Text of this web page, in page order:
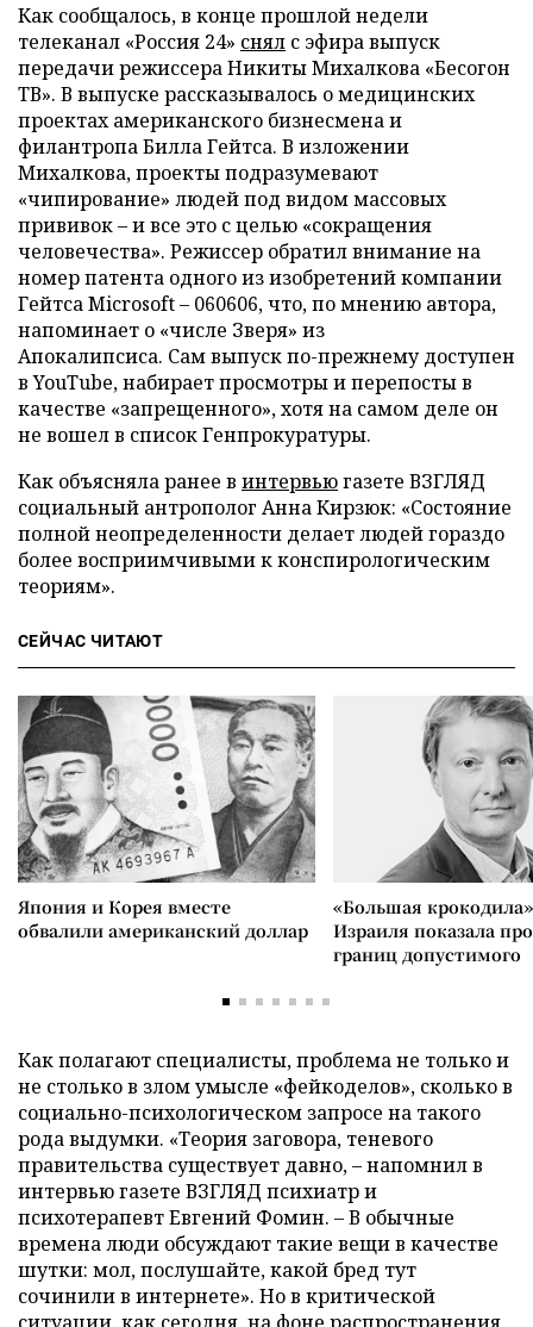
Как сообщалось, в конце прошлой недели
телеканал «Россия 24» снял с эфира выпуск
передачи режиссера Никиты Михалкова «Бесогон
ТВ». В выпуске рассказывалось о медицинских
проектах американского бизнесмена и
филантропа Билла Гейтса. В изложении
Михалкова, проекты подразумевают
«чипирование» людей под видом массовых
прививок – и все это с целью «сокращения
человечества». Режиссер обратил внимание на
номер патента одного из изобретений компании
Гейтса ­Microsoft – 060606, что, по мнению автора,
напоминает о «числе Зверя» из
Апокалипсиса. Сам выпуск по-прежнему доступен
в YouTube, набирает просмотры и перепосты в
качестве «запрещенного», хотя на самом деле он
не вошел в список Генпрокуратуры.
Как объясняла ранее в интервьюгазете ВЗГЛЯД
социальный антрополог Анна Кирзюк: «Состояние
полной неопределенности делает людей гораздо
более восприимчивыми к конспирологическим
теориям».
СЕЙЧАС ЧИТАЮТ
Япония и Корея вместе
обвалили американский доллар
«Большая
Израиля показала
границ допустимого
Как полагают специалисты, проблема не только и
не столько в злом умысле «фейкоделов», сколько в
социально-психологическом запросе на такого
рода выдумки. «Теория заговора, теневого
правительства существует давно, – напомнил в
интервью газете ВЗГЛЯД психиатр и
психотерапевт Евгений Фомин. – В обычные
времена люди обсуждают такие вещи в качестве
шутки: мол, послушайте, какой бред тут
сочинили в интернете». Но в критической